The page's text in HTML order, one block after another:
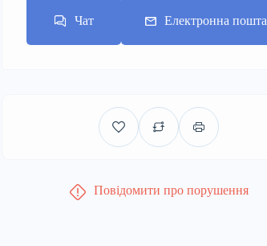
Чат Електронна пошта
Повідомити про порушення